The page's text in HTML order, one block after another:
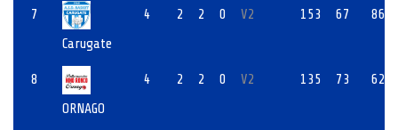
7
Carugate
4 2 2 0 V2 153 67 86
8
ORNAGO
4 2 2 0 V2 135 73 62